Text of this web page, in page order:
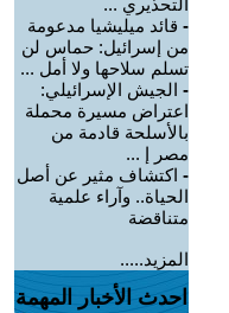
التحذيري ...
- قائد ميليشيا مدعومة
من إسرائيل: حماس لن
تسلم سلاحها ولا أمل ...
- الجيش الإسرائيلي:
اعتراض مسيرة محملة
بالأسلحة قادمة من
مصر إ ...
- اكتشاف مثير عن أصل
الحياة.. وآراء علمية
متناقضة
المزيد.....
احدث الأخبار المهمة